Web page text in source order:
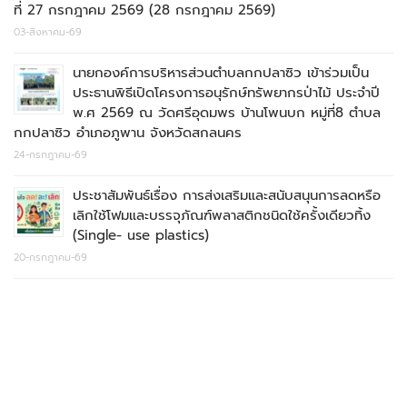
ที่ 27 กรกฎาคม 2569 (28 กรกฎาคม 2569)
03-สิงหาคม-69
นายกองค์การบริหารส่วนตำบลกกปลาซิว เข้าร่วมเป็น
ประธานพิธีเปิดโครงการอนุรักษ์ทรัพยากรป่าไม้ ประจำปี
พ.ศ 2569 ณ วัดศรีอุดมพร บ้านโพนบก หมู่ที่8 ตำบล
กกปลาซิว อำเภอภูพาน จังหวัดสกลนคร
24-กรกฎาคม-69
ประชาสัมพันธ์เรื่อง การส่งเสริมและสนับสนุนการลดหรือ
เลิกใช้โฟมและบรรจุภัณฑ์พลาสติกชนิดใช้ครั้งเดียวทิ้ง
(Single- use plastics)
20-กรกฎาคม-69